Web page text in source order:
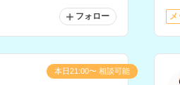
フォロー メ
本日21:00〜 相談可能